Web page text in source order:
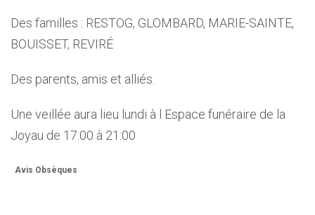
Des familles : RESTOG, GLOMBARD, MARIE-SAINTE,
BOUISSET, REVIRÉ
Des parents, amis et alliés.
Une veillée aura lieu lundi à l Espace funéraire de la
Joyau de 17:00 à 21:00
Avis Obsèques